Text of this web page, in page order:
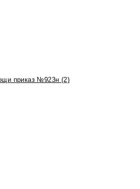
приказ №923н (2)